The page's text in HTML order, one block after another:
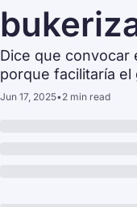
Dice que convocar
porque facilitaría el
Jun 17, 2025•2 min read